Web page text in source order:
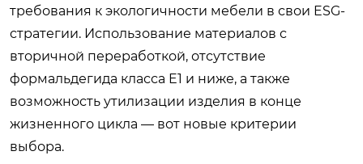
требования к экологичности мебели в свои ESG-
стратегии. Использование материалов с
вторичной переработкой, отсутствие
формальдегида класса E1 и ниже, а также
возможность утилизации изделия в конце
жизненного цикла — вот новые критерии
выбора.